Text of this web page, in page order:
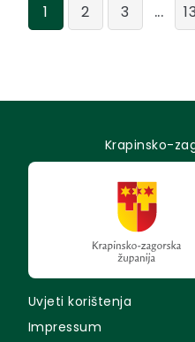
1 2 3 ...
Krapinsko-
Uvjeti korištenja
Impressum